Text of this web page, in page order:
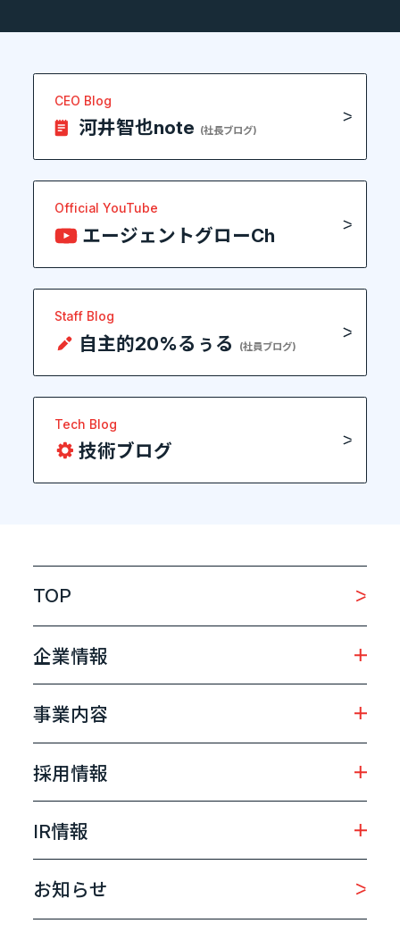
CEO Blog
河井智也note (社長ブログ)
Official YouTube
エージェントグローCh
Staff Blog
自主的20%るぅる (社員ブログ)
Tech Blog
技術ブログ
TOP
企業情報
事業内容
採用情報
IR情報
お知らせ